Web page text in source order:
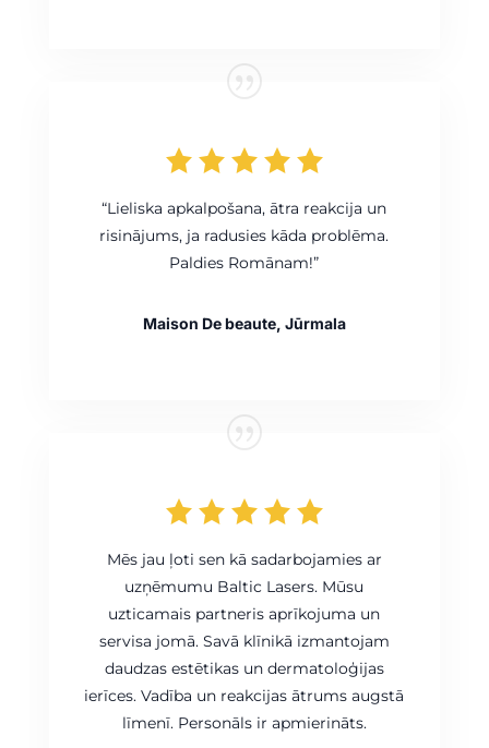
“Lieliska apkalpošana, ātra reakcija un
risinājums, ja radusies kāda problēma.
Paldies Romānam!”
Maison De beaute, Jūrmala
Mēs jau ļoti sen kā sadarbojamies ar
uzņēmumu Baltic Lasers. Mūsu
uzticamais partneris aprīkojuma un
servisa jomā. Savā klīnikā izmantojam
daudzas estētikas un dermatoloģijas
ierīces. Vadība un reakcijas ātrums augstā
līmenī. Personāls ir apmierināts.